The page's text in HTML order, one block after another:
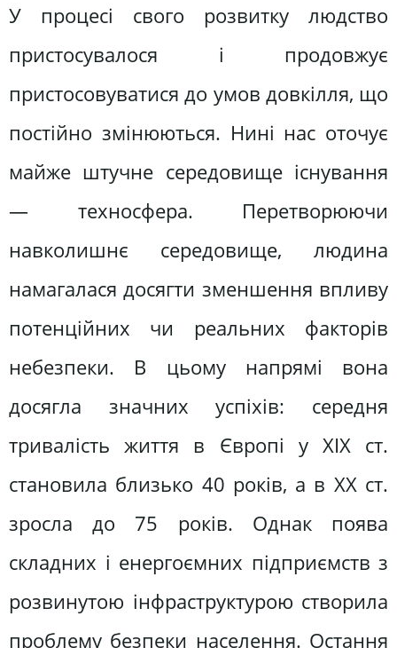
У процесі свого розвитку людство
пристосувалося і продовжує
пристосовуватися до умов довкілля, що
постійно змінюються. Нині нас оточує
майже штучне середовище існування
— техносфера. Перетворюючи
навколишнє середовище, людина
намагалася досягти зменшення впливу
потенційних чи реальних факторів
небезпеки. В цьому напрямі вона
досягла значних успіхів: середня
тривалість життя в Європі у XIX ст.
становила близько 40 років, а в XX ст.
зросла до 75 років. Однак поява
складних і енергоємних підприємств з
розвинутою інфраструктурою створила
проблему безпеки населення. Остання